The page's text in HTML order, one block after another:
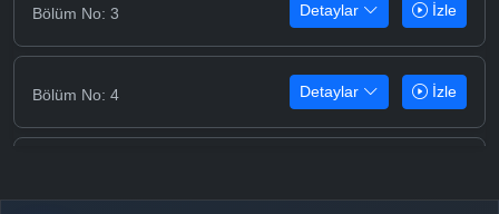
Bölüm No: 3 Detaylar İzle
Bölüm No: 4 Detaylar İzle